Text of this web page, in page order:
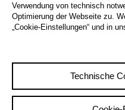
Verwendung von technisch
Optimierung der Webseite zu.
„Cookie-Einstellungen“ und in
Technische
2023, Anna Tena